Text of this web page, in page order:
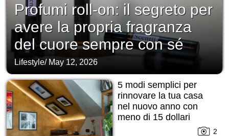
Profumi roll-on: il segreto per
avere la propria fragranza
del cuore sempre con sé
Lifestyle/ May 12, 2026
5 modi semplici per
rinnovare la tua casa
nel nuovo anno con
meno di 15 dollari
2